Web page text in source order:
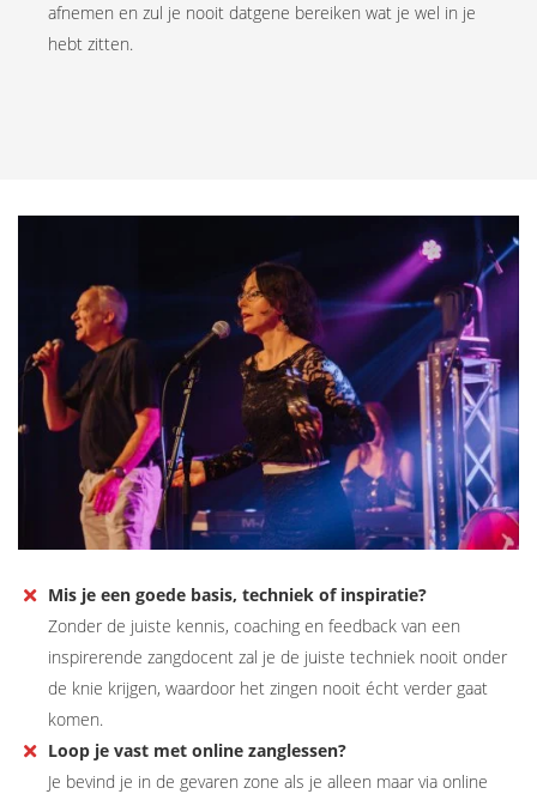
afnemen en zul je nooit datgene bereiken wat je wel in je
hebt zitten.
Mis je een goede basis, techniek of inspiratie?
Zonder de juiste kennis, coaching en feedback van een
inspirerende zangdocent zal je de juiste techniek nooit onder
de knie krijgen, waardoor het zingen nooit écht verder gaat
komen.
Loop je vast met online zanglessen?
Je bevind je in de gevaren zone als je alleen maar via online